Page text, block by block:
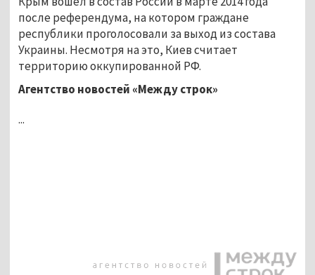
после референдума, на котором граждане
республики проголосовали за выход из состава
Украины. Несмотря на это, Киев считает
территорию оккупированной РФ.
Агентство новостей «Между строк»
...